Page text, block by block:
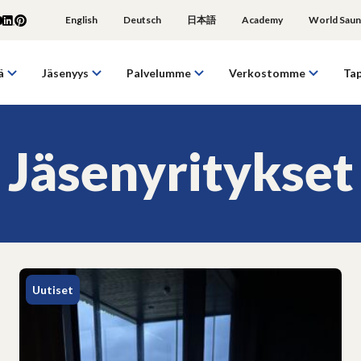
English Deutsch 日本語 Academy World
Jäsenyys Palvelumme Verkostomme
Jäsenyritykset
Uutiset